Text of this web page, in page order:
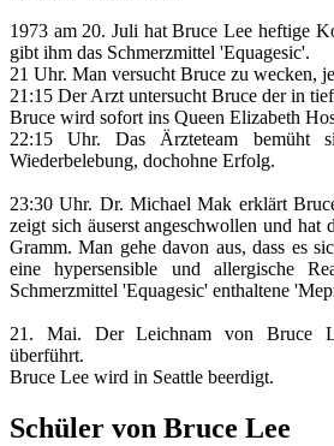
1973 am 20. Juli hat Bruce Lee heftige
gibt ihm das Schmerzmittel 'Equagesic'.
21 Uhr. Man versucht Bruce zu wecken,
21:15 Der Arzt untersucht Bruce der in
Bruce wird sofort ins Queen Elizabeth
22:15 Uhr. Das Ärzteteam bemüht
Wiederbelebung, dochohne Erfolg.
23:30 Uhr. Dr. Michael Mak erklärt
zeigt sich äuserst angeschwollen und hat
Gramm. Man gehe davon aus, dass es
eine hypersensible und allergische
Schmerzmittel 'Equagesic' enthaltene
21. Mai. Der Leichnam von Bruce
überführt.
Bruce Lee wird in Seattle beerdigt.
Schüler von Bruce Lee